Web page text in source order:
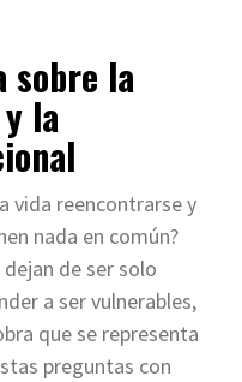
sobre la
la
vida reencontrarse y
nada en común?
de ser solo
a ser vulnerables,
que se representa
preguntas con